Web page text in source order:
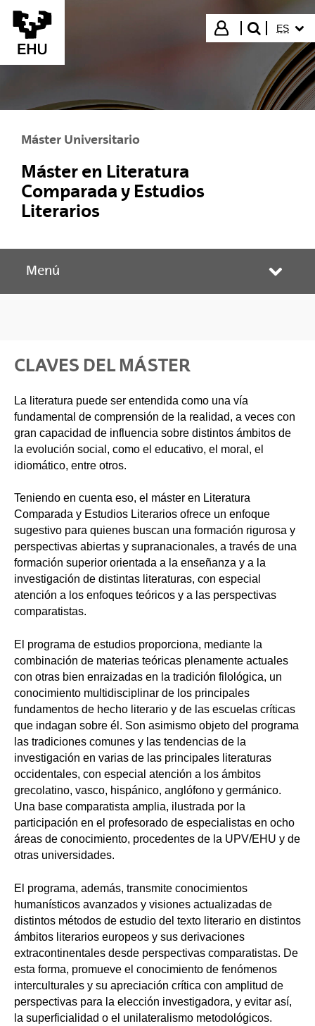
Saltar al contenido principal
Iniciar sesión
buscar"
ES
Máster Universitario
Máster en Literatura
Comparada y Estudios
Literarios
Menú
CLAVES DEL MÁSTER
La literatura puede ser entendida como una vía
fundamental de comprensión de la realidad, a veces con
gran capacidad de influencia sobre distintos ámbitos de
la evolución social, como el educativo, el moral, el
idiomático, entre otros.
Teniendo en cuenta eso, el máster en Literatura
Comparada y Estudios Literarios ofrece un enfoque
sugestivo para quienes buscan una formación rigurosa y
perspectivas abiertas y supranacionales, a través de una
formación superior orientada a la enseñanza y a la
investigación de distintas literaturas, con especial
atención a los enfoques teóricos y a las perspectivas
comparatistas.
El programa de estudios proporciona, mediante la
combinación de materias teóricas plenamente actuales
con otras bien enraizadas en la tradición filológica, un
conocimiento multidisciplinar de los principales
fundamentos de hecho literario y de las escuelas críticas
que indagan sobre él. Son asimismo objeto del programa
las tradiciones comunes y las tendencias de la
investigación en varias de las principales literaturas
occidentales, con especial atención a los ámbitos
grecolatino, vasco, hispánico, anglófono y germánico.
Una base comparatista amplia, ilustrada por la
participación en el profesorado de especialistas en ocho
áreas de conocimiento, procedentes de la UPV/EHU y de
otras universidades.
El programa, además, transmite conocimientos
humanísticos avanzados y visiones actualizadas de
distintos métodos de estudio del texto literario en distintos
ámbitos literarios europeos y sus derivaciones
extracontinentales desde perspectivas comparatistas. De
esta forma, promueve el conocimiento de fenómenos
interculturales y su apreciación crítica con amplitud de
perspectivas para la elección investigadora, y evitar así,
la superficialidad o el unilateralismo metodológicos.